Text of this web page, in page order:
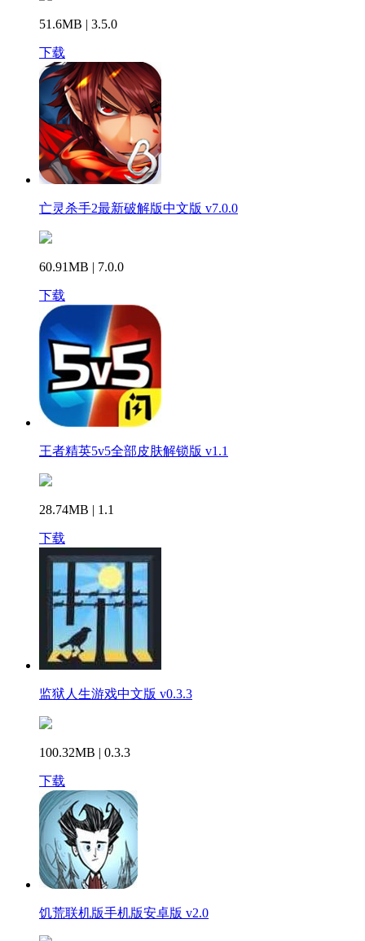
51.6MB | 3.5.0
下载
亡灵杀手2最新破解版中文版 v7.0.0
60.91MB | 7.0.0
下载
王者精英5v5全部皮肤解锁版 v1.1
28.74MB | 1.1
下载
监狱人生游戏中文版 v0.3.3
100.32MB | 0.3.3
下载
饥荒联机版手机版安卓版 v2.0